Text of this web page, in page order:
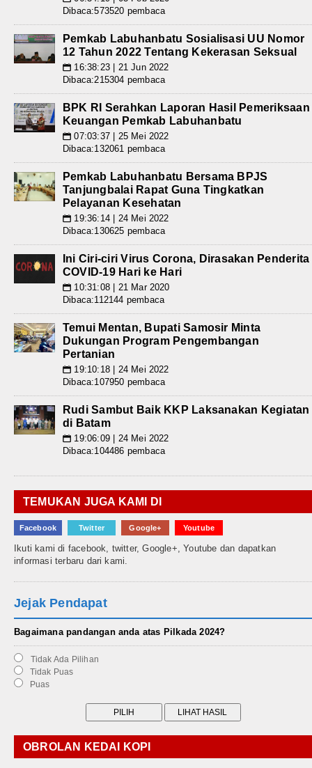
Dibaca:573520 pembaca
Pemkab Labuhanbatu Sosialisasi UU Nomor
12 Tahun 2022 Tentang Kekerasan Seksual
📅 16:38:23 | 21 Jun 2022
Dibaca:215304 pembaca
BPK RI Serahkan Laporan Hasil Pemeriksaan
Keuangan Pemkab Labuhanbatu
📅 07:03:37 | 25 Mei 2022
Dibaca:132061 pembaca
Pemkab Labuhanbatu Bersama BPJS
Tanjungbalai Rapat Guna Tingkatkan
Pelayanan Kesehatan
📅 19:36:14 | 24 Mei 2022
Dibaca:130625 pembaca
Ini Ciri-ciri Virus Corona, Dirasakan Penderita
COVID-19 Hari ke Hari
📅 10:31:08 | 21 Mar 2020
Dibaca:112144 pembaca
Temui Mentan, Bupati Samosir Minta
Dukungan Program Pengembangan
Pertanian
📅 19:10:18 | 24 Mei 2022
Dibaca:107950 pembaca
Rudi Sambut Baik KKP Laksanakan Kegiatan
di Batam
📅 19:06:09 | 24 Mei 2022
Dibaca:104486 pembaca
TEMUKAN JUGA KAMI DI
Facebook Twitter Google+ Youtube
Ikuti kami di facebook, twitter, Google+, Youtube dan dapatkan
informasi terbaru dari kami.
Jejak Pendapat
Bagaimana pandangan anda atas Pilkada 2024?
Tidak Ada Pilihan
Tidak Puas
Puas
OBROLAN KEDAI KOPI